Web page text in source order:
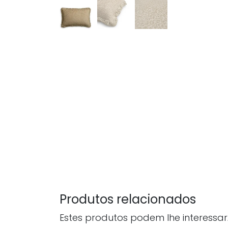
Produtos relacionados
Estes produtos podem lhe interessar.